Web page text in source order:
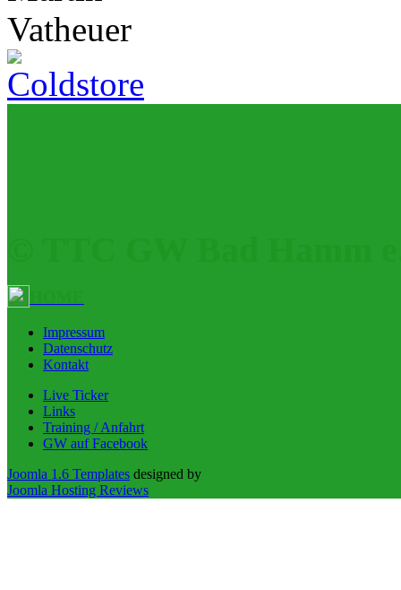
Impressum
Datenschutz
Kontakt
Live Ticker
Links
Training / Anfahrt
GW auf Facebook
Joomla 1.6 Templates designed by
Joomla Hosting Reviews